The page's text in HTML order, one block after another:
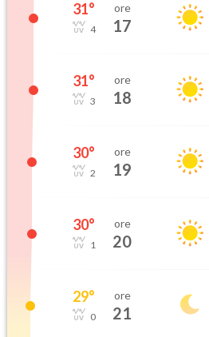
31°
4
ore
17
31°
3
ore
18
30°
2
ore
19
30°
1
ore
20
29°
0
ore
21